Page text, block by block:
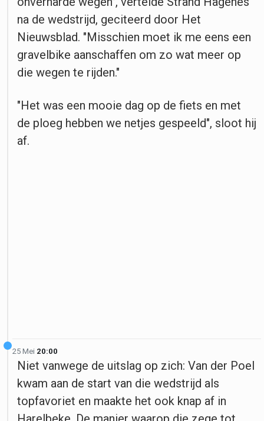
na de wedstrijd, geciteerd door Het
Nieuwsblad. "Misschien moet ik me eens een
gravelbike aanschaffen om zo wat meer op
die wegen te rijden."
"Het was een mooie dag op de fiets en met
de ploeg hebben we netjes gespeeld", sloot hij
af.
25 Mei 20:00
Niet vanwege de uitslag op zich: Van der Poel
kwam aan de start van die wedstrijd als
topfavoriet en maakte het ook knap af in